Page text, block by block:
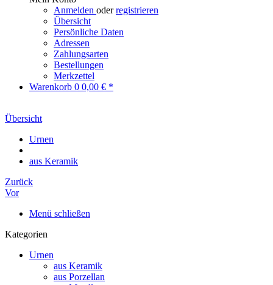
Anmelden oderregistrieren
Übersicht
Persönliche Daten
Adressen
Zahlungsarten
Bestellungen
Merkzettel
Warenkorb 0 0,00 € *
Übersicht
Urnen
aus Keramik
Zurück
Vor
Menü schließen
Kategorien
Urnen
aus Keramik
aus Porzellan